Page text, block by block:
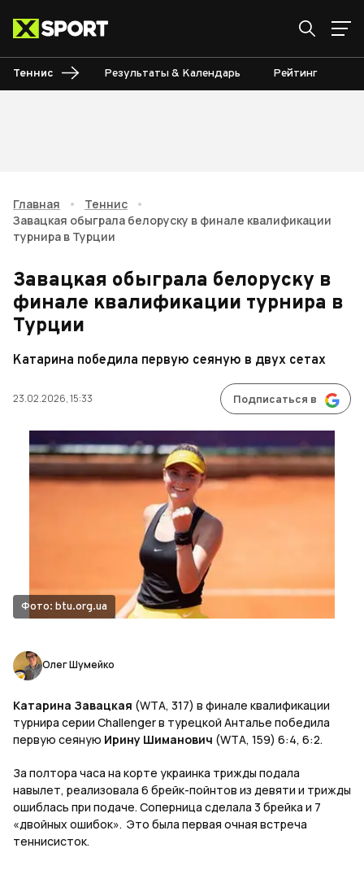
Теннис Результаты & Календарь Рейтинг
Главная • Теннис
•
Завацкая обыграла белоруску в финале квалификации
турнира в Турции
Завацкая обыграла белоруску в
финале квалификации турнира в
Турции
Катарина победила первую сеяную в двух сетах
23.02.2026, 15:33 Подписаться в
Фото: btu.org.ua
Олег Шумейко
Катарина Завацкая (WTA, 317) в финале квалификации
турнира серии Challenger в турецкой Анталье победила
первую сеяную Ирину Шиманович (WTA, 159) 6:4, 6:2.
За полтора часа на корте украинка трижды подала
навылет, реализовала 6 брейк-пойнтов из девяти и трижды
ошиблась при подаче. Соперница сделала 3 брейка и 7
«двойных ошибок». Это была первая очная встреча
теннисисток.